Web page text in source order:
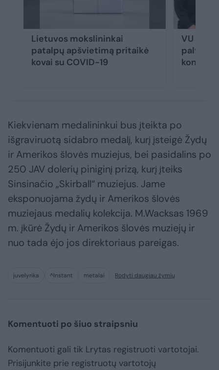
Lietuvos mokslininkai
patalpų apšvietimą pritaikė
kovai su COVID-19
VU
Kiekvienam medalininkui bus įteikta po
išgraviruotą sidabro medalį, kurį įsteigė Žydų
ir Amerikos šlovės muziejus, bei pasidalins po
250 JAV dolerių piniginį prizą, kurį įteiks
Sinsinačio „Skirball“ muziejus. Jame
eksponuojama žydų ir Amerikos šlovės
muziejaus medalių kolekcija. M.Wacksas 1969
m. įkūrė Žydų ir Amerikos šlovės muziejų ir
nuo tada ėjo jos direktoriaus pareigas.
juvelyrika ^Instant metalai Rodyti daugiau žymių
Komentuoti po šiuo straipsniu
Komentuoti gali tik Lrytas registruoti vartotojai.
Prisijunkite prie registruotų vartotojų